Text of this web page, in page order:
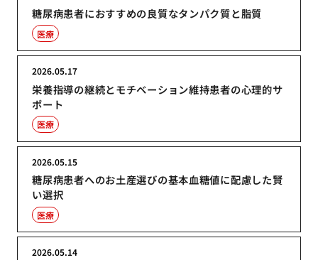
糖尿病患者におすすめの良質なタンパク質と脂質
医療
栄養指導の継続とモチベーション維持患者の心理的サ
ポート
2026.05.17
医療
糖尿病患者へのお土産選びの基本血糖値に配慮した賢
い選択
2026.05.15
医療
2026.05.14